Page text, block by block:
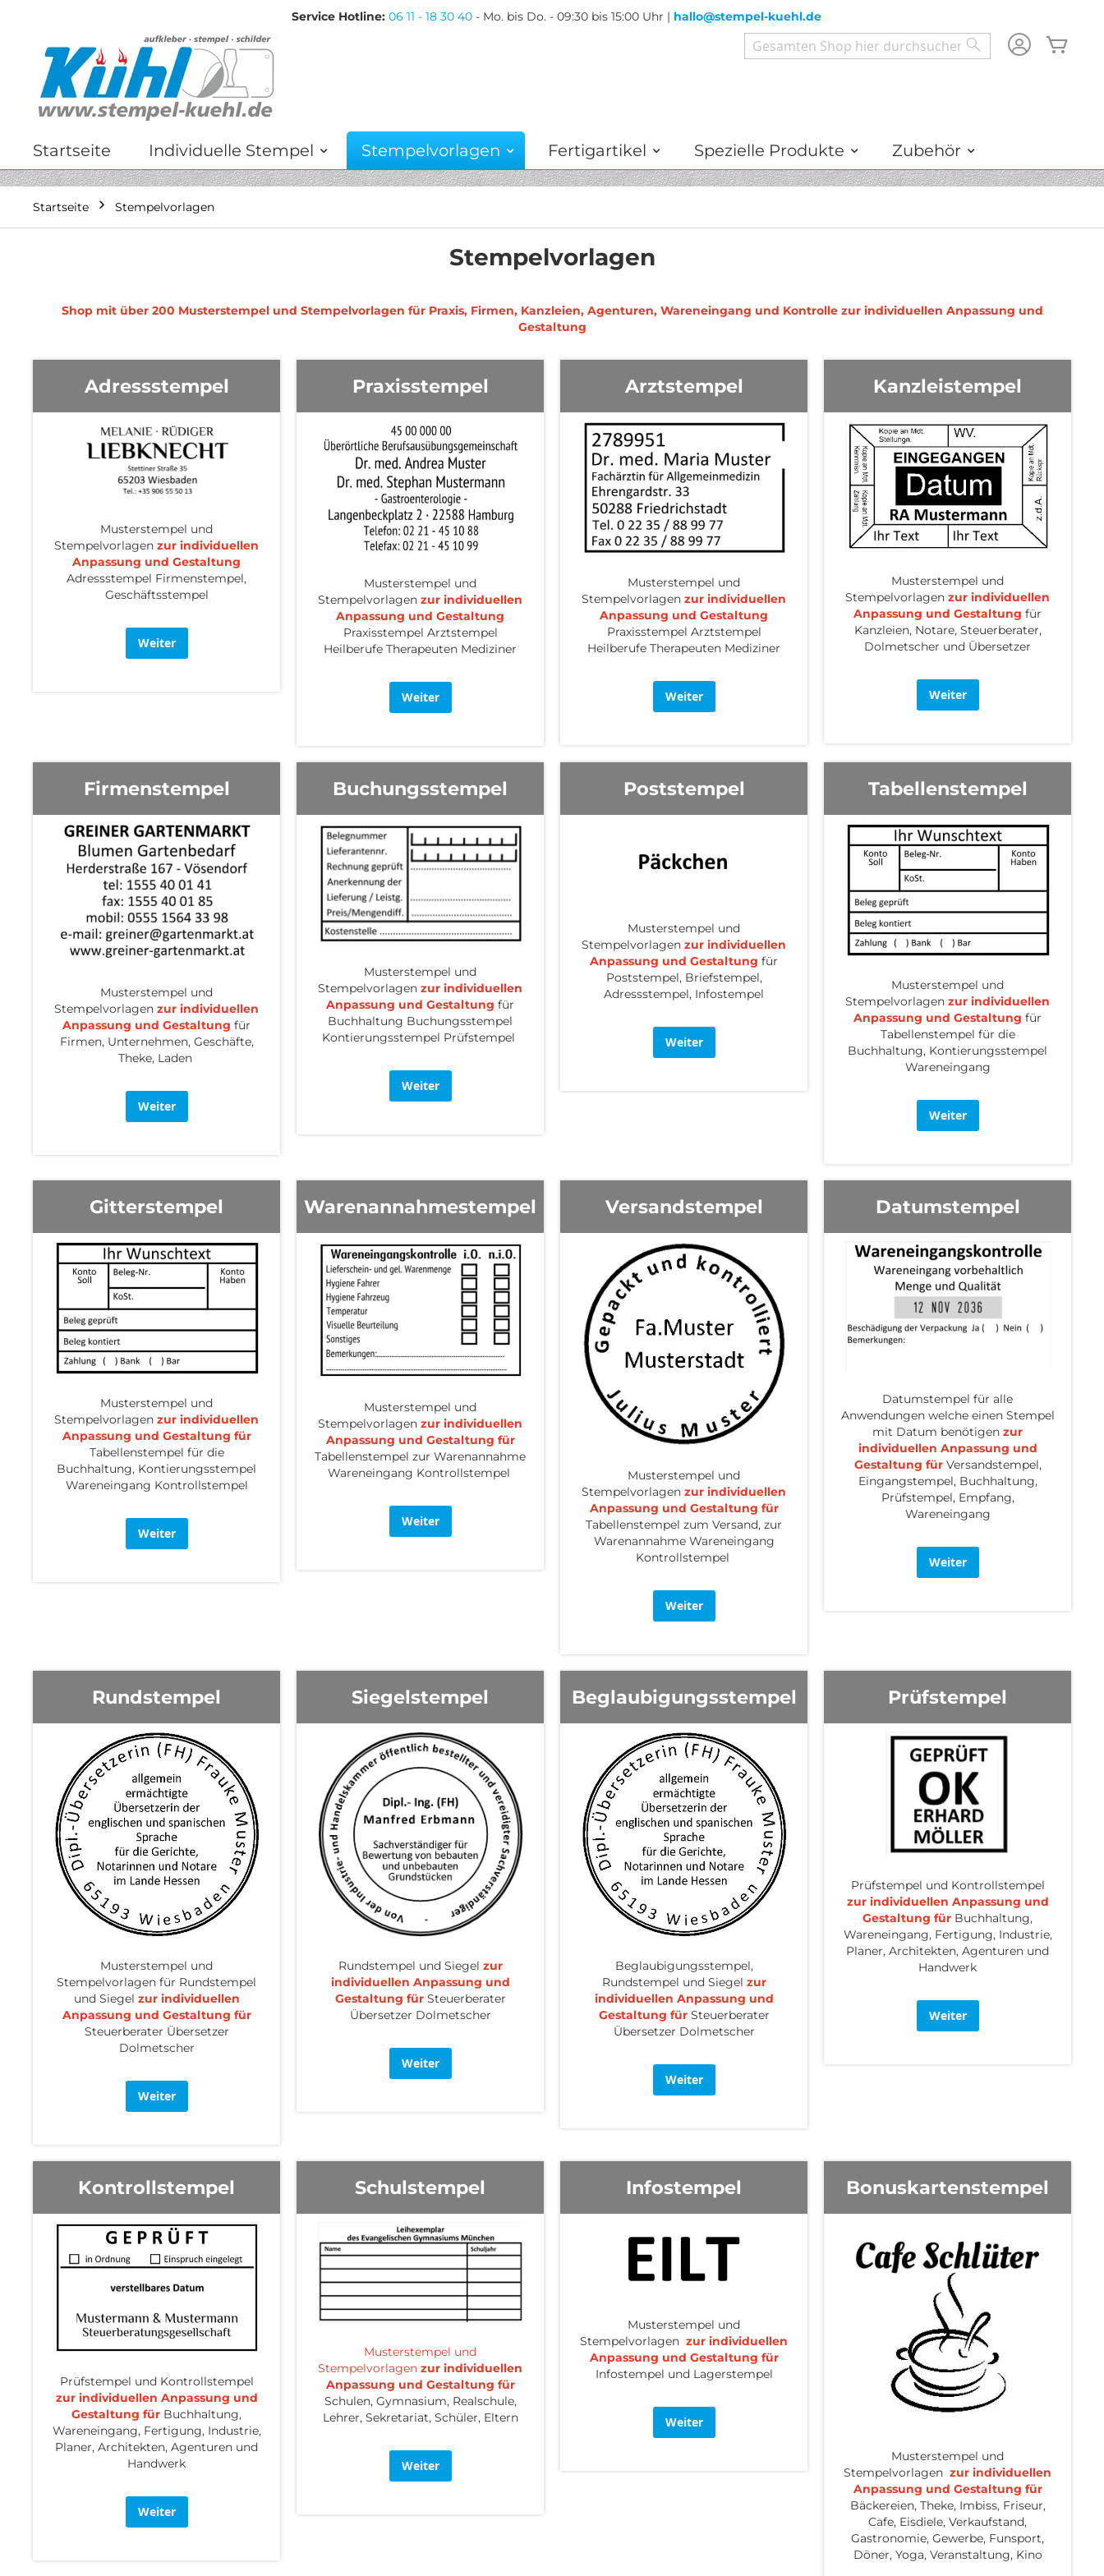
Service Hotline: 06 11 - 18 30 40- Mo. bis Do. - 09:30 bis 15:00 Uhr | hallo@stempel-kuehl.de
springen
Search
Startseite Individuelle Stempel Stempelvorlagen Fertigartikel Spezielle Produkte Zubehör
Startseite Stempelvorlagen
Stempelvorlagen
Shop mit über 200 Musterstempel und Stempelvorlagen für Praxis, Firmen, Kanzleien, Agenturen, Wareneingang und Kontrolle zur individuellen Anpassung und
Gestaltung
Adressstempel
Musterstempel und
Stempelvorlagen zur individuellen
Anpassung und Gestaltung
Adressstempel Firmenstempel,
Geschäftsstempel
Weiter
Praxisstempel
Musterstempel und
Stempelvorlagen zur individuellen
Anpassung und Gestaltung
Praxisstempel Arztstempel
Heilberufe Therapeuten Mediziner
Weiter
Arztstempel
Musterstempel und
Stempelvorlagen zur individuellen
Anpassung und Gestaltung
Praxisstempel Arztstempel
Heilberufe Therapeuten Mediziner
Weiter
Kanzleistempel
Musterstempel und
Stempelvorlagen zur individuellen
Anpassung und Gestaltung für
Kanzleien, Notare, Steuerberater,
Dolmetscher und Übersetzer
Weiter
Firmenstempel
Musterstempel und
Stempelvorlagen zur individuellen
Anpassung und Gestaltung für
Firmen, Unternehmen, Geschäfte,
Theke, Laden
Weiter
Buchungsstempel
Musterstempel und
Stempelvorlagen zur individuellen
Anpassung und Gestaltung für
Buchhaltung Buchungsstempel
Kontierungsstempel Prüfstempel
Weiter
Poststempel
Musterstempel und
Stempelvorlagen zur individuellen
Anpassung und Gestaltung für
Poststempel, Briefstempel,
Adressstempel, Infostempel
Weiter
Tabellenstempel
Musterstempel und
Stempelvorlagen zur individuellen
Anpassung und Gestaltung für
Tabellenstempel für die
Buchhaltung, Kontierungsstempel
Wareneingang
Weiter
Gitterstempel
Musterstempel und
Stempelvorlagen zur individuellen
Anpassung und Gestaltung für
Tabellenstempel für die
Buchhaltung, Kontierungsstempel
Wareneingang Kontrollstempel
Weiter
Warenannahmestempel
Musterstempel und
Stempelvorlagen zur individuellen
Anpassung und Gestaltung für
Tabellenstempel zur Warenannahme
Wareneingang Kontrollstempel
Weiter
Versandstempel
Musterstempel und
Stempelvorlagen zur individuellen
Anpassung und Gestaltung für
Tabellenstempel zum Versand, zur
Warenannahme Wareneingang
Kontrollstempel
Weiter
Datumstempel
Datumstempel für alle
Anwendungen welche einen Stempel
mit Datum benötigen zur
individuellen Anpassung und
Gestaltung für Versandstempel,
Eingangstempel, Buchhaltung,
Prüfstempel, Empfang,
Wareneingang
Weiter
Rundstempel
Musterstempel und
Stempelvorlagen für Rundstempel
und Siegel zur individuellen
Anpassung und Gestaltung für
Steuerberater Übersetzer
Dolmetscher
Weiter
Siegelstempel
Rundstempel und Siegel zur
individuellen Anpassung und
Gestaltung für Steuerberater
Übersetzer Dolmetscher
Weiter
Beglaubigungsstempel
Beglaubigungsstempel,
Rundstempel und Siegel zur
individuellen Anpassung und
Gestaltung für Steuerberater
Übersetzer Dolmetscher
Weiter
Prüfstempel
Prüfstempel und Kontrollstempel
zur individuellen Anpassung und
Gestaltung für Buchhaltung,
Wareneingang, Fertigung, Industrie,
Planer, Architekten, Agenturen und
Handwerk
Weiter
Kontrollstempel
Prüfstempel und Kontrollstempel
zur individuellen Anpassung und
Gestaltung für Buchhaltung,
Wareneingang, Fertigung, Industrie,
Planer, Architekten, Agenturen und
Handwerk
Weiter
Schulstempel
Musterstempel und
Stempelvorlagen zur individuellen
Anpassung und Gestaltung für
Schulen, Gymnasium, Realschule,
Lehrer, Sekretariat, Schüler, Eltern
Weiter
Infostempel
Musterstempel und
Stempelvorlagen zur individuellen
Anpassung und Gestaltung für
Infostempel und Lagerstempel
Weiter
Bonuskartenstempel
Musterstempel und
Stempelvorlagen zur individuellen
Anpassung und Gestaltung für
Bäckereien, Theke, Imbiss, Friseur,
Cafe, Eisdiele, Verkaufstand,
Gastronomie, Gewerbe, Funsport,
Döner, Yoga, Veranstaltung, Kino